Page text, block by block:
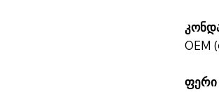
OEM
ფერი